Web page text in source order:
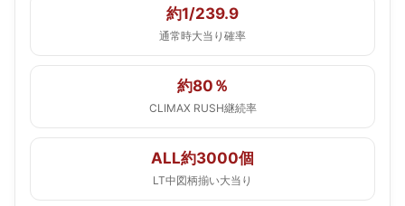
約1/239.9
通常時大当り確率
約80％
CLIMAX RUSH継続率
ALL約3000個
LT中図柄揃い大当り